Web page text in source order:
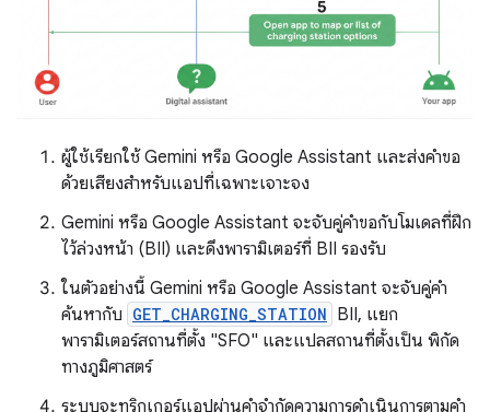
ผู้ใช้เรียกใช้ Gemini หรือ Google Assistant และส่งคำขอ
ด้วยเสียงสำหรับแอปที่เฉพาะเจาะจง
Gemini หรือ Google Assistant จะจับคู่คำขอกับโมเดลที่ฝึก
ไว้ล่วงหน้า (BII) และดึงพารามิเตอร์ที่ BII รองรับ
ในตัวอย่างนี้ Gemini หรือ Google Assistant จะจับคู่คำ
ค้นหากับ GET_CHARGING_STATION BII, แยก
พารามิเตอร์สถานที่ตั้ง "SFO" และแปลสถานที่ตั้งเป็น พิกัด
ทางภูมิศาสตร์
ระบบจะทริกเกอร์แอปผ่านคำจำกัดความการดำเนินการตามคำ